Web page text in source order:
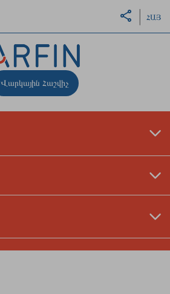
ՀԱՅ
Վարկային Հաշվիչ